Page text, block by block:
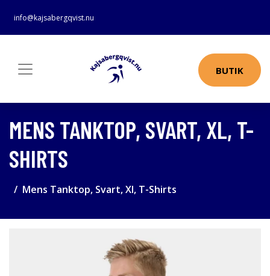
info@kajsabergqvist.nu
BUTIK
MENS TANKTOP, SVART, XL, T-
SHIRTS
Mens Tanktop, Svart, Xl, T-Shirts